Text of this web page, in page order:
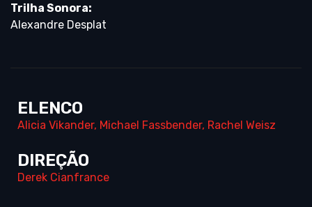
Trilha Sonora:
Alexandre Desplat
ELENCO
Alicia Vikander, Michael Fassbender, Rachel Weisz
DIREÇÃO
Derek Cianfrance